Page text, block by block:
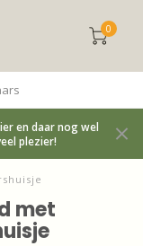
0
en daar nog wel
plezier!
met